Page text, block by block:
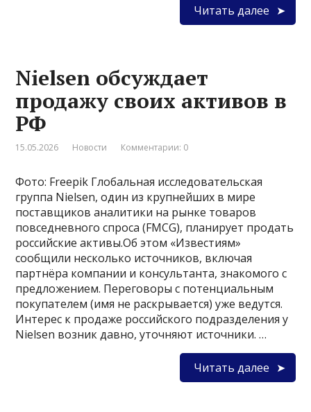
Читать далее
Nielsen обсуждает
продажу своих активов в
РФ
15.05.2026 Новости Комментарии: 0
Фото: Freepik Глобальная исследовательская
группа Nielsen, один из крупнейших в мире
поставщиков аналитики на рынке товаров
повседневного спроса (FMCG), планирует продать
российские активы.Об этом «Известиям»
сообщили несколько источников, включая
партнёра компании и консультанта, знакомого с
предложением. Переговоры с потенциальным
покупателем (имя не раскрывается) уже ведутся.
Интерес к продаже российского подразделения у
Nielsen возник давно, уточняют источники. …
Читать далее